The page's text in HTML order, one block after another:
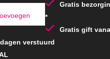
Gratis
*
Gratis gift
verstuurd